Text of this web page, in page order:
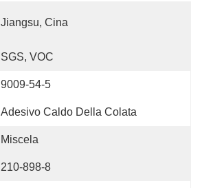
Jiangsu, Cina
SGS, VOC
9009-54-5
Adesivo Caldo Della Colata
Miscela
210-898-8